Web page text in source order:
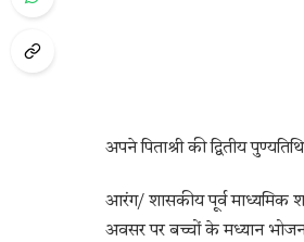
अपने पिताश्री की द्वितीय
आरंग/ शासकीय पूर्व माध्यमिक
अवसर पर बच्चों के मध्यान भोजन